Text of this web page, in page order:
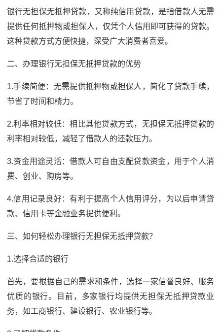
银行无担保无抵押贷款，又称纯信用贷款，是指借款人无需
提供任何抵押物或担保人，仅凭个人信用即可获得的贷款。
这种贷款方式方便快捷，深受广大消费者喜爱。
二、办理银行无担保无抵押贷款的优势
1.手续简便：无需提供抵押物或担保人，简化了贷款手续，
节省了时间和精力。
2.利率相对较低：相比其他贷款方式，无担保无抵押贷款的
利率相对较低，减轻了借款人的还款压力。
3.资金用途灵活：借款人可自由支配贷款资金，用于个人消
费、创业、购房等。
4.信用记录良好：有利于提高个人信用评分，为以后申请贷
款、信用卡等金融业务提供便利。
三、如何轻松办理银行无担保无抵押贷款？
1.选择合适的银行
首先，要根据自己的需求和条件，选择一家信誉良好、服务
优质的银行。目前，多家银行均提供无担保无抵押贷款业
务，如工商银行、建设银行、农业银行等。